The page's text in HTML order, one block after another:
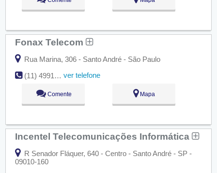
Fonax Telecom
Rua Marina, 306 - Santo André - São Paulo
(11) 4991-2265
ver telefone
Comente Mapa
Incentel Telecomunicações Informática
R Senador Fláquer, 640 - Centro - Santo André - SP -
09010-160